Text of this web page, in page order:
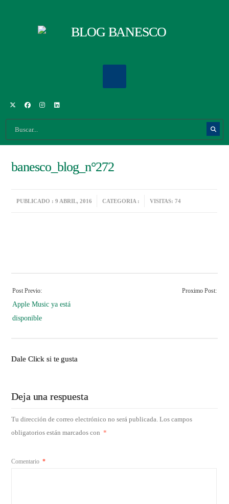
banesco_blog_n°272
PUBLICADO : 9 ABRIL, 2016 CATEGORIA : VISITAS: 74
Post Previo:
Apple Music ya está
disponible
Proximo Post:
Dale Click si te gusta
Deja una respuesta
Tu dirección de correo electrónico no será publicada. Los campos
obligatorios están marcados con *
Comentario *